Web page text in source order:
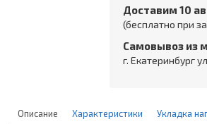
Доставим 10
(бесплатно при
Самовывоз из
г. Екатеринбург
Описание Характеристики Укладка